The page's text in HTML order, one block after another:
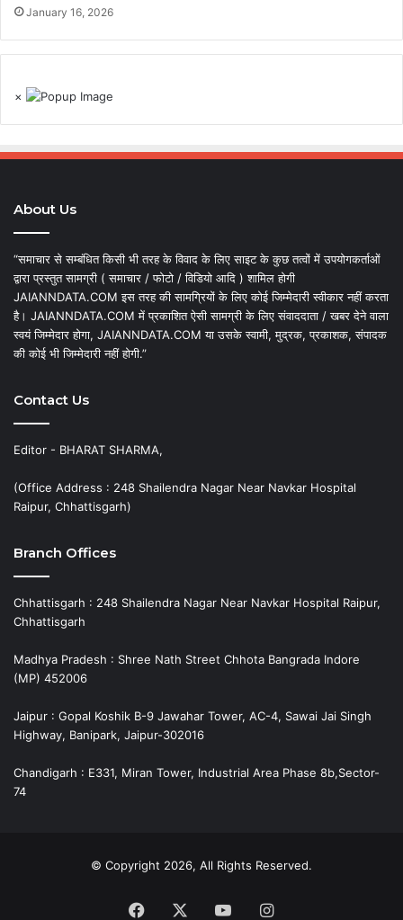
January 16, 2026
×
About Us
“समाचार से सम्बंधित किसी भी तरह के विवाद के लिए साइट के कुछ तत्वों में उपयोगकर्ताओं
द्वारा प्रस्तुत सामग्री ( समाचार / फोटो / विडियो आदि ) शामिल होगी
JAIANNDATA.COM इस तरह की सामग्रियों के लिए कोई जिम्मेदारी स्वीकार नहीं करता
है। JAIANNDATA.COM में प्रकाशित ऐसी सामग्री के लिए संवाददाता / खबर देने वाला
स्वयं जिम्मेदार होगा, JAIANNDATA.COM या उसके स्वामी, मुद्रक, प्रकाशक, संपादक
की कोई भी जिम्मेदारी नहीं होगी.”
Contact Us
Editor - BHARAT SHARMA,
(Office Address : 248 Shailendra Nagar Near Navkar Hospital
Raipur, Chhattisgarh)
Branch Offices
Chhattisgarh : 248 Shailendra Nagar Near Navkar Hospital Raipur,
Chhattisgarh
Madhya Pradesh : Shree Nath Street Chhota Bangrada Indore
(MP) 452006
Jaipur : Gopal Koshik B-9 Jawahar Tower, AC-4, Sawai Jai Singh
Highway, Banipark, Jaipur-302016
Chandigarh : E331, Miran Tower, Industrial Area Phase 8b,Sector-
74
© Copyright 2026, All Rights Reserved.
Facebook YouTubeInstagram